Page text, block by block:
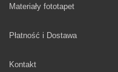
Materiały fototapet
Płatność i Dostawa
Kontakt